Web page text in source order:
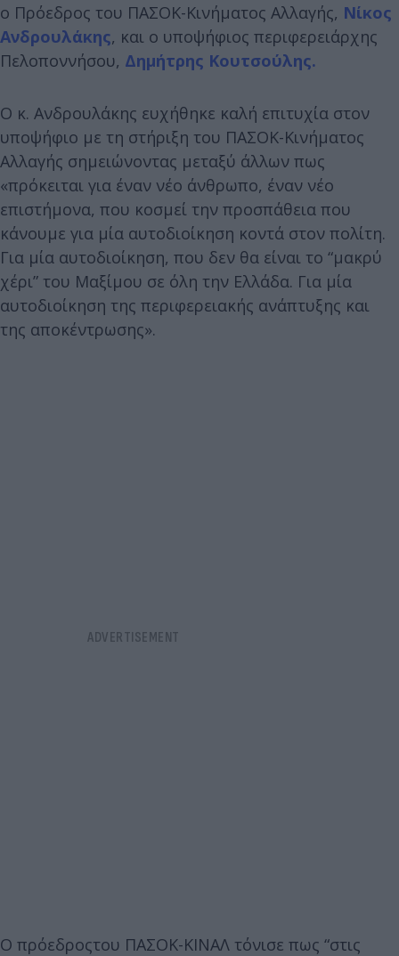
ο Πρόεδρος του ΠΑΣΟΚ-Κινήματος Αλλαγής, Νίκος
Ανδρουλάκης, και ο υποψήφιος περιφερειάρχης
Πελοποννήσου, Δημήτρης Κουτσούλης.
Ο κ. Ανδρουλάκης ευχήθηκε καλή επιτυχία στον
υποψήφιο με τη στήριξη του ΠΑΣΟΚ-Κινήματος
Αλλαγής σημειώνοντας μεταξύ άλλων πως
«πρόκειται για έναν νέο άνθρωπο, έναν νέο
επιστήμονα, που κοσμεί την προσπάθεια που
κάνουμε για μία αυτοδιοίκηση κοντά στον πολίτη.
Για μία αυτοδιοίκηση, που δεν θα είναι το “μακρύ
χέρι” του Μαξίμου σε όλη την Ελλάδα. Για μία
αυτοδιοίκηση της περιφερειακής ανάπτυξης και
της αποκέντρωσης».
Ο πρόεδροςτου ΠΑΣΟΚ-ΚΙΝΑΛ τόνισε πως “στις